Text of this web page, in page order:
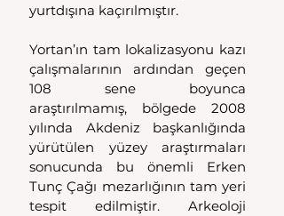
yurtdışına kaçırılmıştır.
Yortan’ın tam lokalizasyonu kazı
çalışmalarının ardından geçen
108 sene boyunca
araştırılmamış, bölgede 2008
yılında Akdeniz başkanlığında
yürütülen yüzey araştırmaları
sonucunda bu önemli Erken
Tunç Çağı mezarlığının tam yeri
tespit edilmiştir. Arkeoloji